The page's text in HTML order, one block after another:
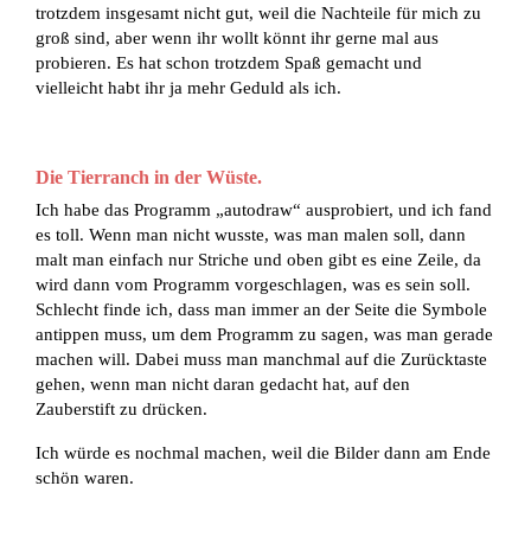
trotzdem insgesamt nicht gut, weil die Nachteile für mich zu
groß sind, aber wenn ihr wollt könnt ihr gerne mal aus
probieren. Es hat schon trotzdem Spaß gemacht und
vielleicht habt ihr ja mehr Geduld als ich.
Die Tierranch in der Wüste.
Ich habe das Programm „autodraw“ ausprobiert, und ich fand
es toll. Wenn man nicht wusste, was man malen soll, dann
malt man einfach nur Striche und oben gibt es eine Zeile, da
wird dann vom Programm vorgeschlagen, was es sein soll.
Schlecht finde ich, dass man immer an der Seite die Symbole
antippen muss, um dem Programm zu sagen, was man gerade
machen will. Dabei muss man manchmal auf die Zurücktaste
gehen, wenn man nicht daran gedacht hat, auf den
Zauberstift zu drücken.
Ich würde es nochmal machen, weil die Bilder dann am Ende
schön waren.